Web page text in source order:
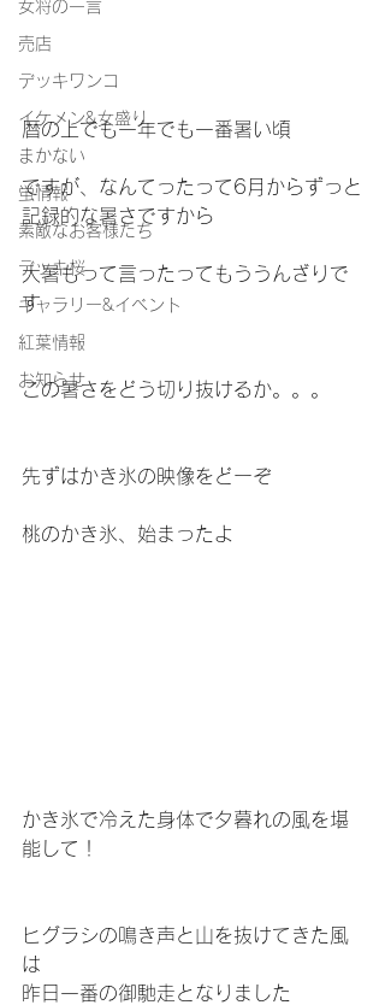
女将の一言
売店
デッキワンコ
イケメン&女盛り
まかない
蛍情報
素敵なお客様たち
デッキ桜
ギャラリー&イベント
紅葉情報
お知らせ
暦の上でも一年でも一番暑い頃
ですが、なんてったって6月からずっと
記録的な暑さですから
大暑もって言ったってもううんざりで
す
この暑さをどう切り抜けるか。。。
先ずはかき氷の映像をどーぞ
桃のかき氷、始まったよ
かき氷で冷えた身体で夕暮れの風を堪
能して！
ヒグラシの鳴き声と山を抜けてきた風
は
昨日一番の御馳走となりました